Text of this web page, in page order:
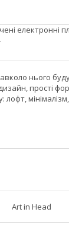
нього
прості
Art in Head